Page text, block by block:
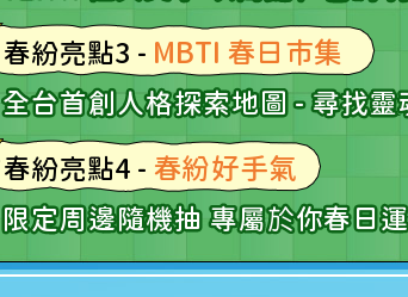
春紛亮點3 - MBTI 春日市集
全台首創人格探索地圖 - 尋找
春紛亮點4 - 春紛好手氣
限定周邊隨機抽 專屬於你春日